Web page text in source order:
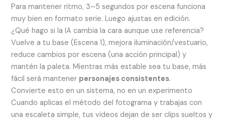
Para mantener ritmo, 3–5 segundos por escena funciona
muy bien en formato serie. Luego ajustas en edición.
¿Qué hago si la IA cambia la cara aunque use referencia?
Vuelve a tu base (Escena 1), mejora iluminación/vestuario,
reduce cambios por escena (una acción principal) y
mantén la paleta. Mientras más estable sea tu base, más
fácil será mantener personajes consistentes.
Convierte esto en un sistema, no en un experimento
Cuando aplicas el método del fotograma y trabajas con
una escaleta simple, tus videos dejan de ser clips sueltos y